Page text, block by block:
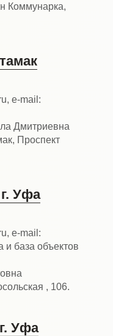
Коммунарка,
e-mail:
Дмитриевна
Проспект
Уфа
e-mail:
и база объектов
, 106.
Уфа